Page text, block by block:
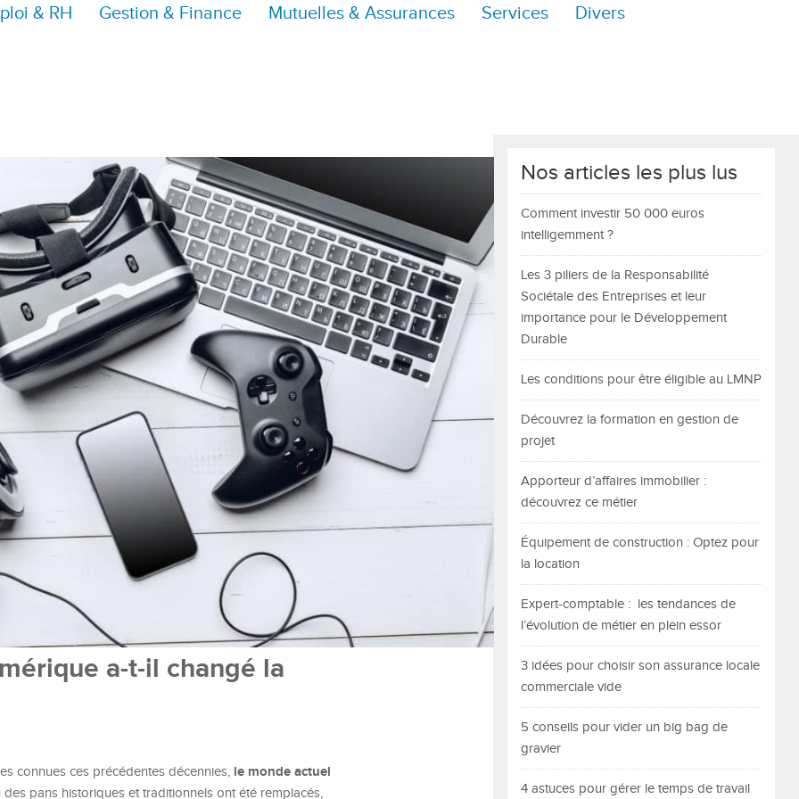
& RH Gestion & Finance Mutuelles & Assurances Services Divers
a-t-il changé la
connues ces précédentes décennies, le monde actuel
pans historiques et traditionnels ont été remplacés,
Nos articles les plus lus
Comment investir 50 000 euros
intelligemment ?
Les 3 piliers de la Responsabilité
Sociétale des Entreprises et leur
importance pour le Développement
Durable
Les conditions pour être éligible au LMNP
Découvrez la formation en gestion de
projet
Apporteur d’affaires immobilier :
découvrez ce métier
Équipement de construction : Optez pour
la location
Expert-comptable : les tendances de
l’évolution de métier en plein essor
3 idées pour choisir son assurance locale
commerciale vide
5 conseils pour vider un big bag de
gravier
4 astuces pour gérer le temps de travail